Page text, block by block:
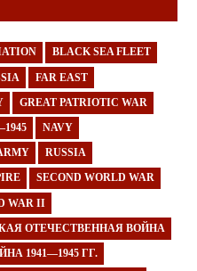
BLACK SEA FLEET
FAR EAST
GREAT PATRIOTIC WAR
NAVY
RUSSIA
SECOND WORLD WAR
WAR II
ОТЕЧЕСТВЕННАЯ ВОЙНА
1941—1945 ГГ.